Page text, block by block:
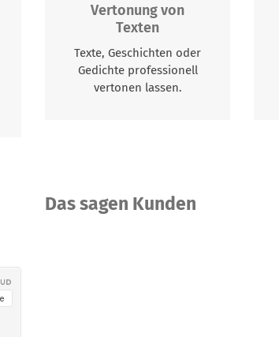
Vertonung von
Texten
Texte, Geschichten oder
Gedichte professionell
vertonen lassen.
Das sagen Kunden